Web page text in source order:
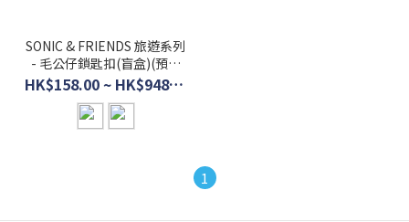
SONIC & FRIENDS 旅遊系列
- 毛公仔鎖匙扣(盲盒)(預售
截止至 8 月 23 日)
HK$158.00 ~ HK$948.00
1